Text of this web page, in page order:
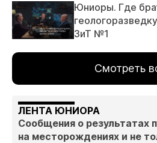
Юниоры. Где
ЗиТ №1
Смотреть
ЛЕНТА ЮНИОРА
Сообщения о результатах
на месторождениях и не